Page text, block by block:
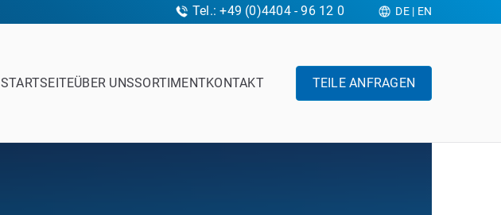
Tel.: +49 (0)4404 - 96 12 0 DE| EN
STARTSEITEÜBER UNSSORTIMENTKONTAKT TEILE ANFRAGEN